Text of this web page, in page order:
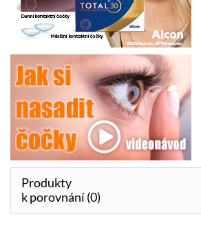
Produkty
k porovnání (0)